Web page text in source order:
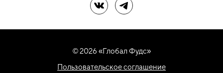
Мы в ВКМы в Telegram
© 2026 «Глобал Фудс»
Пользовательское соглашение